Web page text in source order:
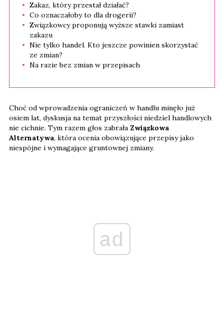
Zakaz, który przestał działać?
Co oznaczałoby to dla drogerii?
Związkowcy proponują wyższe stawki zamiast
zakazu
Nie tylko handel. Kto jeszcze powinien skorzystać
ze zmian?
Na razie bez zmian w przepisach
Choć od wprowadzenia ograniczeń w handlu minęło już
osiem lat, dyskusja na temat przyszłości niedziel handlowych
nie cichnie. Tym razem głos zabrała Związkowa
Alternatywa, która ocenia obowiązujące przepisy jako
niespójne i wymagające gruntownej zmiany.
ad